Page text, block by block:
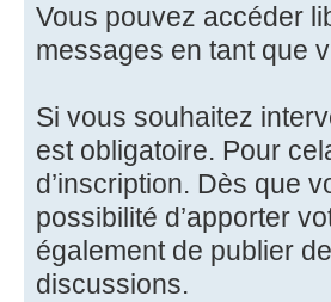
Vous pouvez accéder
messages en tant que
Si vous souhaitez
est obligatoire. Pour
d’inscription. Dès que
possibilité d’apporter
également de publier
discussions.